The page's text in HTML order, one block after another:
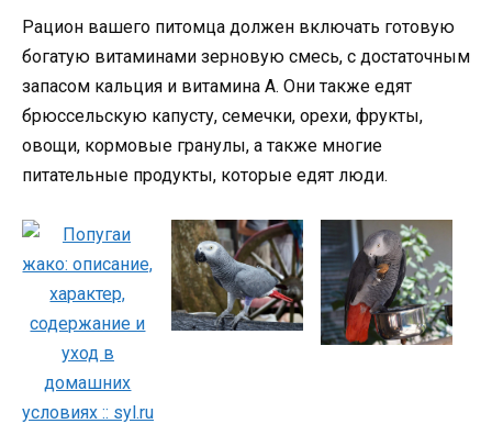
Рацион вашего питомца должен включать готовую
богатую витаминами зерновую смесь, с достаточным
запасом кальция и витамина А. Они также едят
брюссельскую капусту, семечки, орехи, фрукты,
овощи, кормовые гранулы, а также многие
питательные продукты, которые едят люди.